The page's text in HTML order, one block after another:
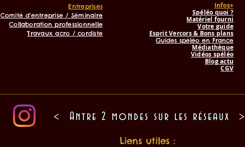
Entreprises
Comité d'entreprise / Séminaire
Collaboration professionnelle
Travaux acro / cordiste
Infos+
Spéléo quoi ?
Matériel fourni
Votre guide
Esprit Vercors & Bons plans
Guides spéléo en France
Médiathèque
Vidéos spéléo
Blog actu
CGV
< Antre 2 mondes sur les réseaux >
Liens utiles :